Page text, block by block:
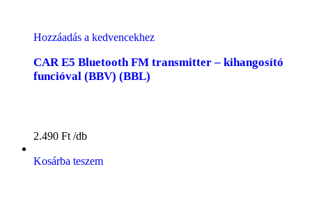
Hozzáadás a kedvencekhez
CAR E5 Bluetooth FM transmitter – kihangosító
funcióval (BBV) (BBL)
2.490 Ft
Kosárba teszem